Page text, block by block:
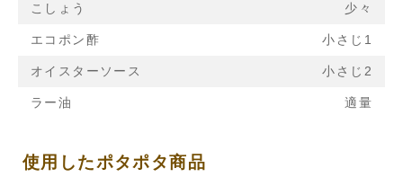
こしょう 少々
エコポン酢 小さじ1
オイスターソース 小さじ2
ラー油 適量
使用したポタポタ商品